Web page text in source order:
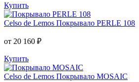
Купить
Celso de Lemos Покрывало PERLE 108
от 20 160 ₽
Купить
Celso de Lemos Покрывало MOSAIC